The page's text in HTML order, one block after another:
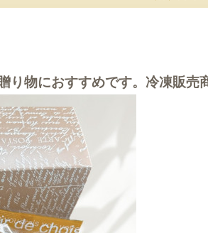
り物におすすめです。冷凍販売